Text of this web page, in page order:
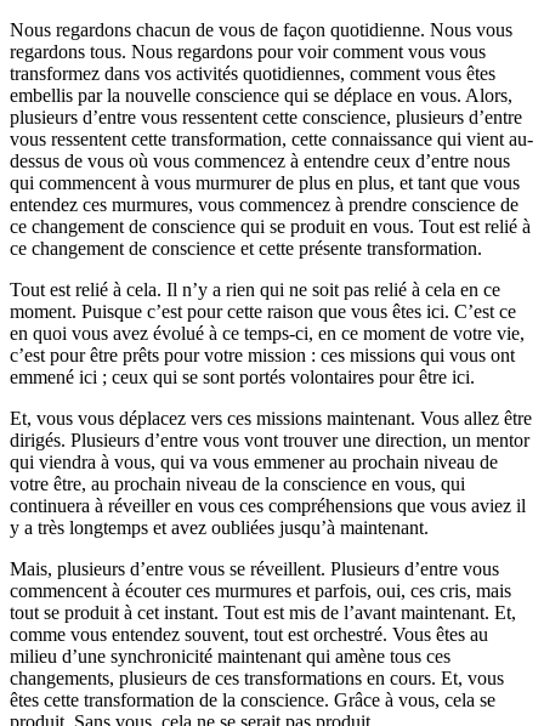
Nous regardons chacun de vous de façon quotidienne. Nous vous
regardons tous. Nous regardons pour voir comment vous vous
transformez dans vos activités quotidiennes, comment vous êtes
embellis par la nouvelle conscience qui se déplace en vous. Alors,
plusieurs d’entre vous ressentent cette conscience, plusieurs d’entre
vous ressentent cette transformation, cette connaissance qui vient au-
dessus de vous où vous commencez à entendre ceux d’entre nous
qui commencent à vous murmurer de plus en plus, et tant que vous
entendez ces murmures, vous commencez à prendre conscience de
ce changement de conscience qui se produit en vous. Tout est relié à
ce changement de conscience et cette présente transformation.
Tout est relié à cela. Il n’y a rien qui ne soit pas relié à cela en ce
moment. Puisque c’est pour cette raison que vous êtes ici. C’est ce
en quoi vous avez évolué à ce temps-ci, en ce moment de votre vie,
c’est pour être prêts pour votre mission : ces missions qui vous ont
emmené ici ; ceux qui se sont portés volontaires pour être ici.
Et, vous vous déplacez vers ces missions maintenant. Vous allez être
dirigés. Plusieurs d’entre vous vont trouver une direction, un mentor
qui viendra à vous, qui va vous emmener au prochain niveau de
votre être, au prochain niveau de la conscience en vous, qui
continuera à réveiller en vous ces compréhensions que vous aviez il
y a très longtemps et avez oubliées jusqu’à maintenant.
Mais, plusieurs d’entre vous se réveillent. Plusieurs d’entre vous
commencent à écouter ces murmures et parfois, oui, ces cris, mais
tout se produit à cet instant. Tout est mis de l’avant maintenant. Et,
comme vous entendez souvent, tout est orchestré. Vous êtes au
milieu d’une synchronicité maintenant qui amène tous ces
changements, plusieurs de ces transformations en cours. Et, vous
êtes cette transformation de la conscience. Grâce à vous, cela se
produit. Sans vous, cela ne se serait pas produit.